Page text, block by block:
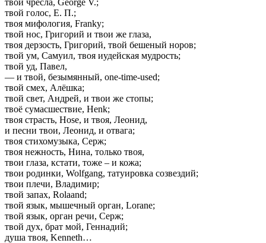
твой голос, Е. П.;
твоя мифология, Franky;
твой нос, Григорий и твои же глаза,
твоя дерзость, Григорий, твой бешеный норов;
твой ум, Самуил, твоя иудейская мудрость;
твой уд, Павел,
— и твой, безымянный, one-time-used;
твой смех, Алёшка;
твой свет, Андрей, и твои же стопы;
твоё сумасшествие, Henk;
твоя страсть, Hose, и твоя, Леонид,
и песни твои, Леонид, и отвага;
твоя стихомузыка, Серж;
твоя нежность, Нина, только твоя,
твои глаза, кстати, тоже – и кожа;
твои родинки, Wolfgang, татуировка созвездий;
твои плечи, Владимир;
твой запах, Rolaand;
твой язык, мышечный орган, Lorane;
твой язык, орган речи, Серж;
твой дух, брат мой, Геннадий;
душа твоя, Kenneth…